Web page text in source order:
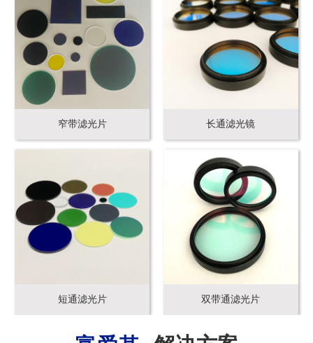
窄带滤光片 长通滤光镜
短通滤光片 双带通滤光片